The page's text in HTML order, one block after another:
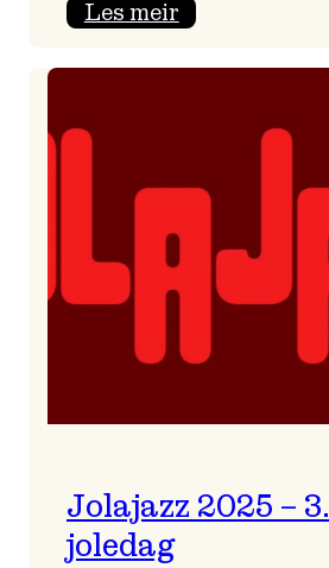
Les meir:
frå
Jolajazz 2025 – 3.
joledag